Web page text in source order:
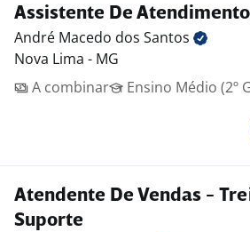
Assistente De
André Macedo dos Santos
Nova Lima - MG
A combinar
Ensino Médio (2º
Atendente De Vendas -
Suporte